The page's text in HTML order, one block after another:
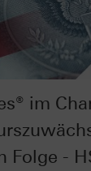
im
Folge -